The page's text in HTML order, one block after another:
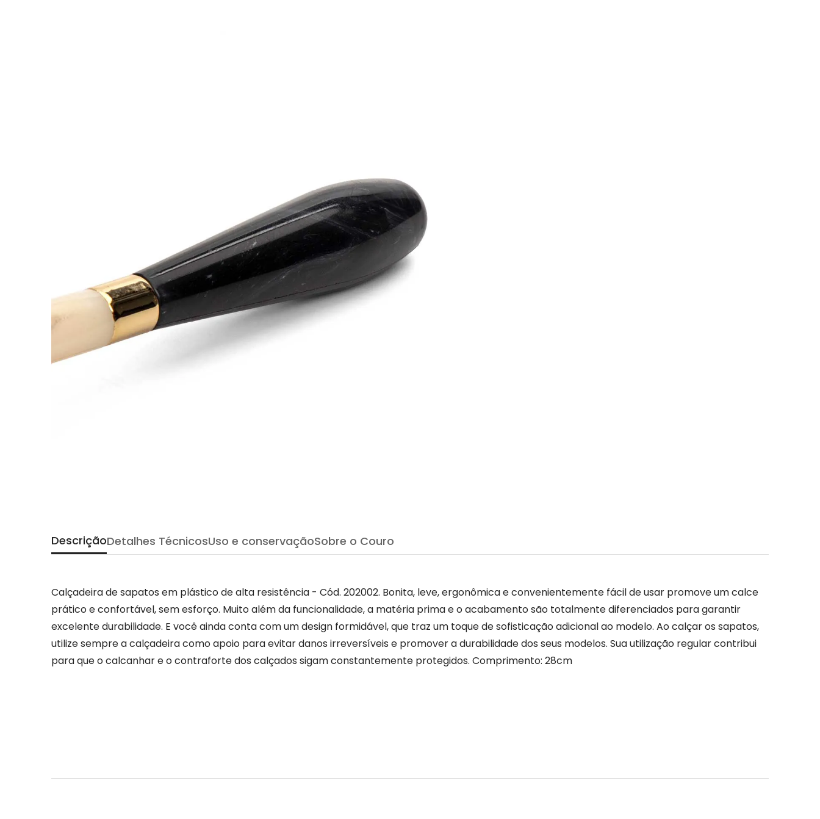
DescriçãoDetalhes TécnicosUso e conservaçãoSobre o Couro
Calçadeira de sapatos em plástico de alta resistência - Cód. 202002. Bonita, leve, ergonômica e convenientemente fácil de usar promove um calce
prático e confortável, sem esforço. Muito além da funcionalidade, a matéria prima e o acabamento são totalmente diferenciados para garantir
excelente durabilidade. E você ainda conta com um design formidável, que traz um toque de sofisticação adicional ao modelo. Ao calçar os sapatos,
utilize sempre a calçadeira como apoio para evitar danos irreversíveis e promover a durabilidade dos seus modelos. Sua utilização regular contribui
para que o calcanhar e o contraforte dos calçados sigam constantemente protegidos. Comprimento: 28cm